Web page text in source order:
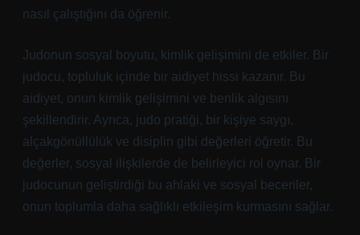
nasıl çalıştığını da öğrenir.
Judonun sosyal boyutu, kimlik gelişimini de etkiler. Bir
judocu, topluluk içinde bir aidiyet hissi kazanır. Bu
aidiyet, onun kimlik gelişimini ve benlik algısını
şekillendirir. Ayrıca, judo pratiği, bir kişiye saygı,
alçakgönüllülük ve disiplin gibi değerleri öğretir. Bu
değerler, sosyal ilişkilerde de belirleyici rol oynar. Bir
judocunun geliştirdiği bu ahlaki ve sosyal beceriler,
onun toplumla daha sağlıklı etkileşim kurmasını sağlar.